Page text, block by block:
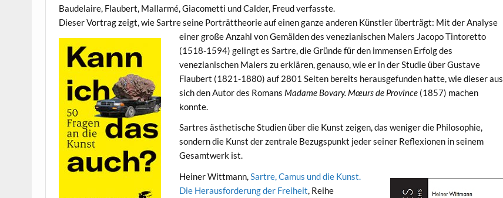
Baudelaire, Flaubert, Mallarmé, Giacometti und Calder, Freud verfasste.
Dieser Vortrag zeigt, wie Sartre seine Porträttheorie auf einen ganze anderen Künstler überträgt: Mit der Analyse
einergroße Anzahl von Gemälden des venezianischen Malers Jacopo Tintoretto
(1518-1594) gelingt es Sartre, die Gründe für den immensen Erfolg des
venezianischen Malers zu erklären, genauso, wie er in der Studie über Gustave
Flaubert (1821-1880) auf 2801 Seiten bereits herausgefunden hatte, wie dieser aus
sich den Autor des Romans Madame Bovary. Mœurs de Province(1857) machen
konnte.
Sartres ästhetische Studien über die Kunst zeigen, das weniger die Philosophie,
sondern die Kunst der zentrale Bezugspunkt jeder seiner Reflexionen in seinem
Gesamtwerk ist.
Heiner Wittmann,Sartre, Camus und die Kunst.
Die Herausforderung der Freiheit, Reihe